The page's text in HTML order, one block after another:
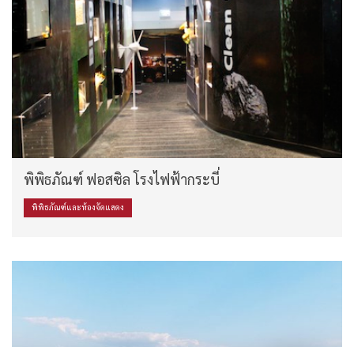
พิพิธภัณฑ์ ฟอสซิล โรงไฟฟ้ากระบี่
พิพิธภัณฑ์และห้องจัดแสดง